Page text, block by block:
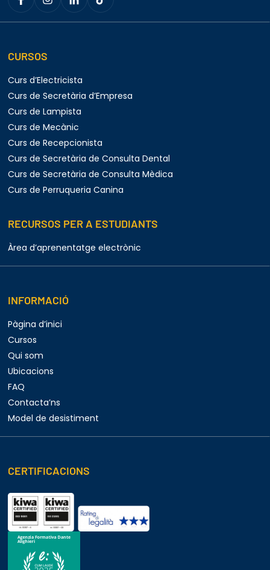
CURSOS
Curs d’Electricista
Curs de Secretària d’Empresa
Curs de Lampista
Curs de Mecànic
Curs de Recepcionista
Curs de Secretària de Consulta Dental
Curs de Secretària de Consulta Mèdica
Curs de Perruqueria Canina
RECURSOS PER A ESTUDIANTS
Àrea d’aprenentatge electrònic
INFORMACIÓ
Pàgina d’inici
Cursos
Qui som
Ubicacions
FAQ
Contacta’ns
Model de desistiment
CERTIFICACIONS